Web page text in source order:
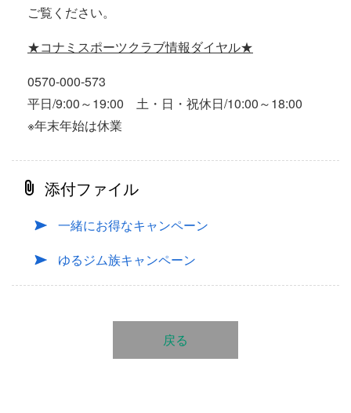
ご覧ください。
★コナミスポーツクラブ情報ダイヤル★
0570-000-573
平日/9:00～19:00 土・日・祝休日/10:00～18:00
※年末年始は休業
添付ファイル
一緒にお得なキャンペーン
ゆるジム族キャンペーン
戻る